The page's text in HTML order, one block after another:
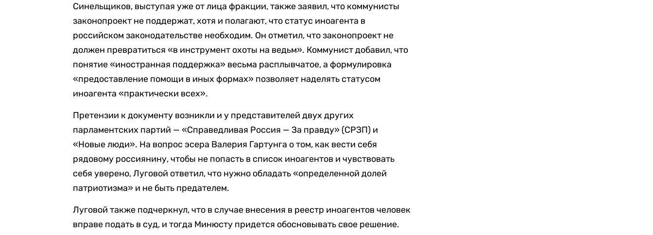
Синельщиков, выступая уже от лица фракции, также заявил, что коммунисты
законопроект не поддержат, хотя и полагают, что статус иноагента в
российском законодательстве необходим. Он отметил, что законопроект не
должен превратиться «в инструмент охоты на ведьм». Коммунист добавил, что
понятие «иностранная поддержка» весьма расплывчатое, а формулировка
«предоставление помощи в иных формах» позволяет наделять статусом
иноагента «практически всех».
Претензии к документу возникли и у представителей двух других
парламентских партий — «Справедливая Россия — За правду» (СРЗП) и
«Новые люди». На вопрос эсера Валерия Гартунга о том, как вести себя
рядовому россиянину, чтобы не попасть в список иноагентов и чувствовать
себя уверено, Луговой ответил, что нужно обладать «определенной долей
патриотизма» и не быть предателем.
Луговой также подчеркнул, что в случае внесения в реестр иноагентов человек
вправе подать в суд, и тогда Минюсту придется обосновывать свое решение.